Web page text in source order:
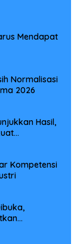
Mendapat
Normalisasi
2026
Hasil,
Kompetensi